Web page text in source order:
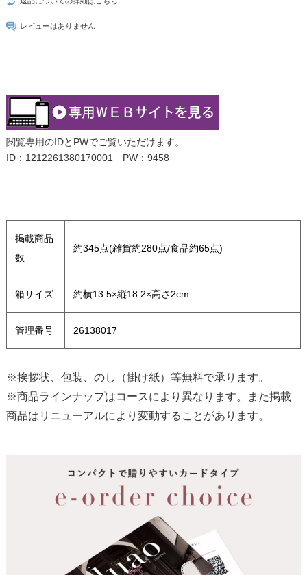
レビューはありません
閲覧専用のIDとPWでご覧いただけます。
ID：1212261380170001 PW：9458
掲載商品
数
約345点(雑貨約280点/食品約65点)
箱サイズ 約横13.5×縦18.2×高さ2cm
管理番号 26138017
※挨拶状、包装、のし（掛け紙）等無料で承ります。
※商品ラインナップはコースにより異なります。また掲載
商品はリニューアルにより変動することがあります。